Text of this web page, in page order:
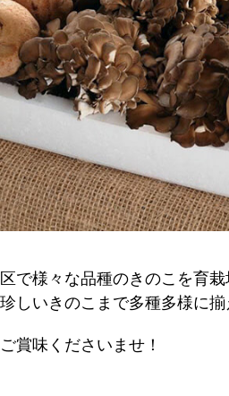
で様々な品種のきのこを育栽
しいきのこまで多種多様に揃
賞味くださいませ！